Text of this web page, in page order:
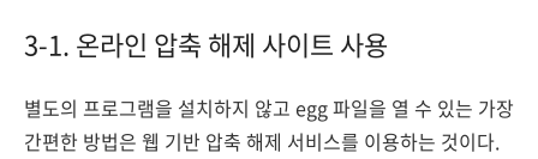
3-1. 온라인 압축 해제 사이트 사용
별도의 프로그램을 설치하지 않고 egg 파일을 열 수 있는 가장
간편한 방법은 웹 기반 압축 해제 서비스를 이용하는 것이다.